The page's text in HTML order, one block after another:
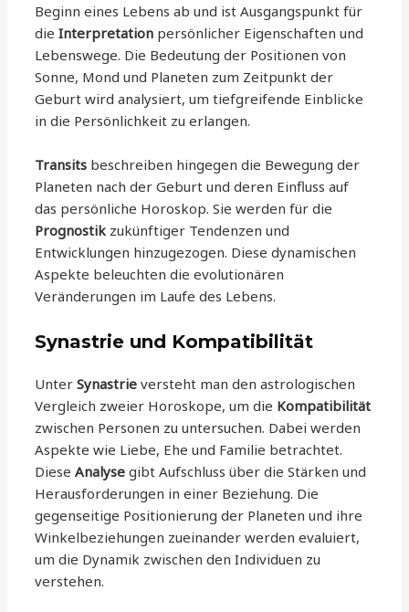
Beginn eines Lebens ab und ist Ausgangspunkt für
dieInterpretation persönlicher Eigenschaften und
Lebenswege. Die Bedeutung der Positionen von
Sonne, Mond und Planeten zum Zeitpunkt der
Geburt wird analysiert, um tiefgreifende Einblicke
in die Persönlichkeit zu erlangen.
Transits beschreiben hingegen die Bewegung der
Planeten nach der Geburt und deren Einfluss auf
das persönliche Horoskop. Sie werden für die
Prognostik zukünftiger Tendenzen und
Entwicklungen hinzugezogen. Diese dynamischen
Aspekte beleuchten die evolutionären
Veränderungen im Laufe des Lebens.
Synastrie und Kompatibilität
UnterSynastrie versteht man den astrologischen
Vergleich zweier Horoskope, um die Kompatibilität
zwischen Personen zu untersuchen. Dabei werden
Aspekte wie Liebe, Ehe und Familie betrachtet.
DieseAnalyse gibt Aufschluss über die Stärken und
Herausforderungen in einer Beziehung. Die
gegenseitige Positionierung der Planeten und ihre
Winkelbeziehungen zueinander werden evaluiert,
um die Dynamik zwischen den Individuen zu
verstehen.